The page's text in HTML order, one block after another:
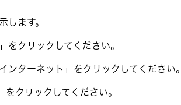
します。
をクリックしてください。
ンターネット」をクリックしてください。
クリックしてください。